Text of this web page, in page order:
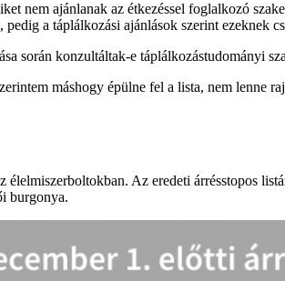
nem ajánlanak az étkezéssel foglalkozó
a táplálkozási ajánlások szerint ezeknek
során konzultáltak-e táplálkozástudományi
máshogy épülne fel a lista, nem lenne
élelmiszerboltokban. Az eredeti árrésstopos
burgonya.